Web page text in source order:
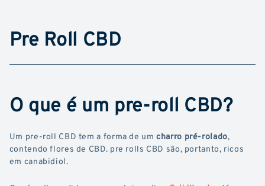
Pre Roll CBD
O que é um pre-roll CBD?
Um pre-roll CBD tem a forma de umcharro pré-rolado,
contendo flores de CBD. pre rolls CBD são, portanto, ricos
em canabidiol.